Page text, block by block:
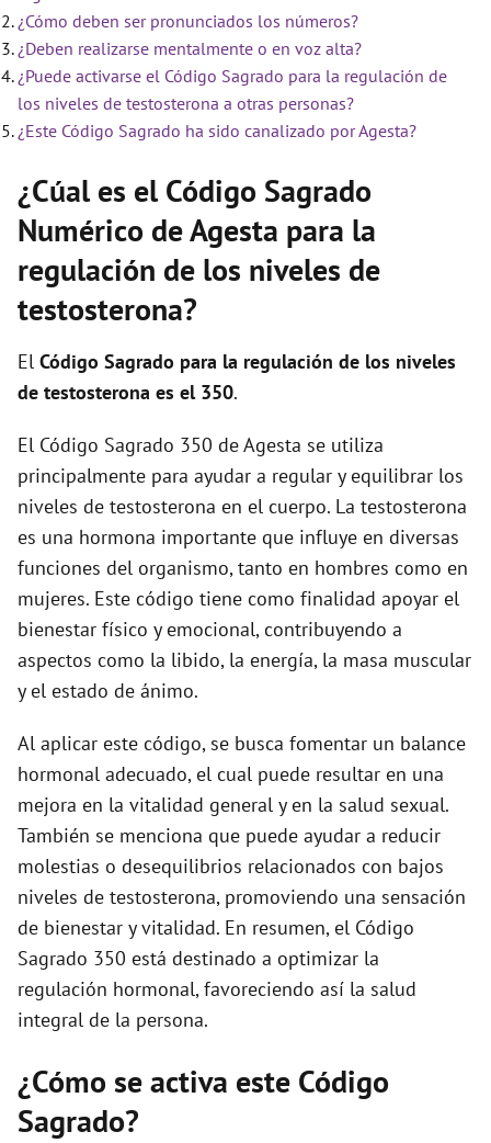
d
e
o
¿Cómo deben ser pronunciados los números?
¿Deben realizarse mentalmente o en voz alta?
¿Puede activarse el Código Sagrado para la regulación de
los niveles de testosterona a otras personas?
¿Este Código Sagrado ha sido canalizado por Agesta?
¿Cúal es el Código Sagrado
Numérico de Agesta para la
regulación de los niveles de
testosterona?
El Código Sagrado para la regulación de los niveles
de testosterona es el 350.
El Código Sagrado 350 de Agesta se utiliza
principalmente para ayudar a regular y equilibrar los
niveles de testosterona en el cuerpo. La testosterona
es una hormona importante que influye en diversas
funciones del organismo, tanto en hombres como en
mujeres. Este código tiene como finalidad apoyar el
bienestar físico y emocional, contribuyendo a
aspectos como la libido, la energía, la masa muscular
y el estado de ánimo.
Al aplicar este código, se busca fomentar un balance
hormonal adecuado, el cual puede resultar en una
mejora en la vitalidad general y en la salud sexual.
También se menciona que puede ayudar a reducir
molestias o desequilibrios relacionados con bajos
niveles de testosterona, promoviendo una sensación
de bienestar y vitalidad. En resumen, el Código
Sagrado 350 está destinado a optimizar la
regulación hormonal, favoreciendo así la salud
integral de la persona.
¿Cómo se activa este Código
Sagrado?